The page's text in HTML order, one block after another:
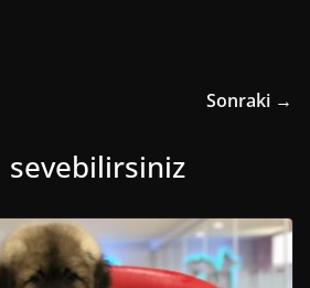
Sonraki →
sevebilirsiniz